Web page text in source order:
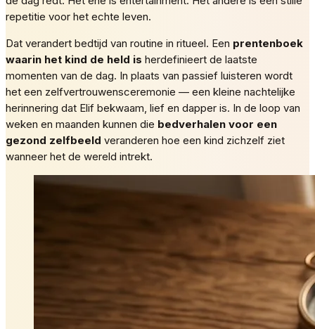
repetitie voor het echte leven.
Dat verandert bedtijd van routine in ritueel. Een prentenboek
waarin het kind de held is herdefinieert de laatste
momenten van de dag. In plaats van passief luisteren wordt
het een zelfvertrouwensceremonie — een kleine nachtelijke
herinnering dat Elif bekwaam, lief en dapper is. In de loop van
weken en maanden kunnen die bedverhalen voor een
gezond zelfbeeld veranderen hoe een kind zichzelf ziet
wanneer het de wereld intrekt.